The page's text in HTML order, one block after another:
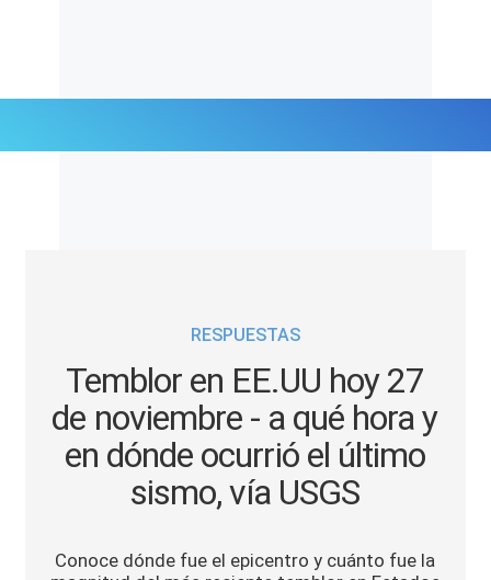
Tendencias Mix
RESPUESTAS
Temblor en EE.UU hoy 27
de noviembre - a qué hora y
en dónde ocurrió el último
sismo, vía USGS
Conoce dónde fue el epicentro y cuánto fue la